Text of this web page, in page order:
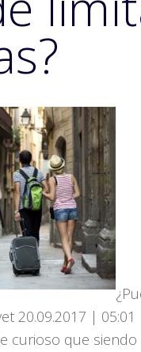
20.09.2017 | 05:01
curioso que